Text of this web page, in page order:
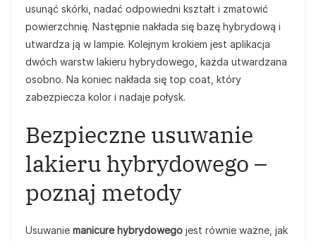
usunąć skórki, nadać odpowiedni kształt i zmatowić
powierzchnię. Następnie nakłada się bazę hybrydową i
utwardza ją w lampie. Kolejnym krokiem jest aplikacja
dwóch warstw lakieru hybrydowego, każda utwardzana
osobno. Na koniec nakłada się top coat, który
zabezpiecza kolor i nadaje połysk.
Bezpieczne usuwanie
lakieru hybrydowego –
poznaj metody
Usuwanie manicure hybrydowego jest równie ważne, jak